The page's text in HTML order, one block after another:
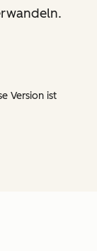
Version ist